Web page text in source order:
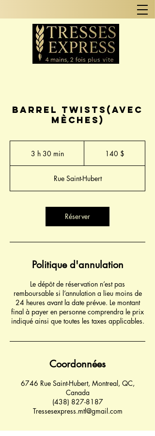
Barrel Twists(avec
mèches)
3 h 30 min3
0
m
n
140 $
Rue Saint-Hubert
Réserver
Politique d'annulation
Le dépôt de réservation n’est pas
remboursable si l’annulation a lieu moins de
24 heures avant la date prévue. Le montant
final à payer en personne comprendra le prix
indiqué ainsi que toutes les taxes applicables.
Coordonnées
6746 Rue Saint-Hubert, Montreal, QC,
Canada
(438) 827-8187
Tressesexpress.mtl@gmail.com